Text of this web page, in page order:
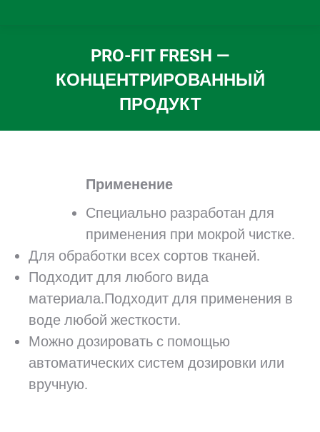
PRO-FIT FRESH —
КОНЦЕНТРИРОВАННЫЙ
ПРОДУКТ
Вы здесь:
Применение
Специально разработан для
применения при мокрой чистке.
Для обработки всех сортов тканей.
Подходит для любого вида
материала.Подходит для применения в
воде любой жесткости.
Можно дозировать с помощью
автоматических систем дозировки или
вручную.